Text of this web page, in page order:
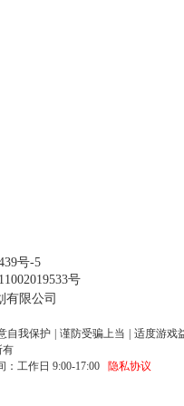
号-5
号
有限公司
自我保护 谨防受骗上当
适度游戏
有
：工作日 9:00-17:00
隐私协议